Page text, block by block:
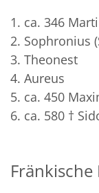
1. ca. 346
2. Sophronius
3. Theonest
4. Aureus
5. ca. 450
6. ca. 580 †